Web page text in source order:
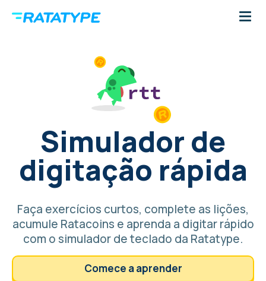
Simulador de
digitação rápida
Faça exercícios curtos, complete as lições,
acumule Ratacoins e aprenda a digitar rápido
com o simulador de teclado da Ratatype.
Comece a aprender